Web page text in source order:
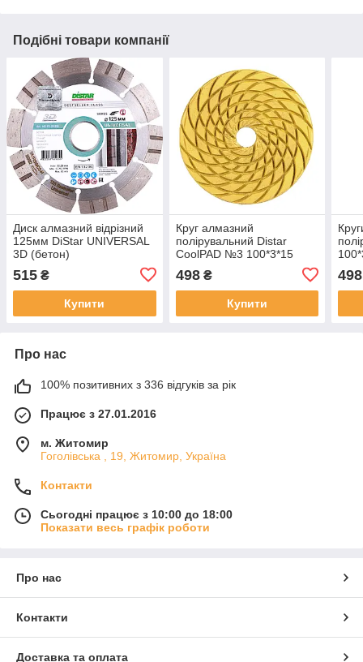
Подібні товари компанії
Диск алмазний відрізний
125мм DiStar UNIVERSAL
3D (бетон)
515 ₴
Купити
Круг алмазний
полірувальний Distar
CoolPAD №3 100*3*15
498₴
Купити
498
Про нас
100% позитивних з 336 відгуків за рік
Працює з 27.01.2016
м. Житомир
Гоголівська , 19, Житомир, Україна
Контакти
Сьогодні працює з 10:00 до 18:00
Показати весь графік роботи
Про нас
Контакти
Доставка та оплата